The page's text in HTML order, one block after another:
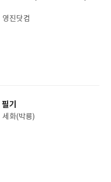
영진닷컴
기
세화(박룡)